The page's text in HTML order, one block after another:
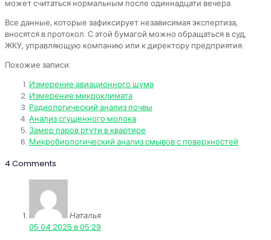
может считаться нормальным после одиннадцати вечера.
Все данные, которые зафиксирует независимая экспертиза,
вносятся в протокол. С этой бумагой можно обращаться в суд,
ЖКУ, управляющую компанию или к директору предприятия.
Похожие записи:
Измерение авиационного шума
Измерение микроклимата
Радиологический анализ почвы
Анализ сгущенного молока
Замер паров ртути в квартире
Микробиологический анализ смывов с поверхностей
4 Comments
Наталья
05.04.2025 в 05:29